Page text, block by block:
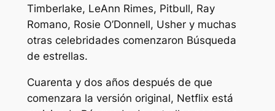
Timberlake, LeAnn Rimes, Pitbull, Ray
Romano, Rosie O’Donnell, Usher y muchas
otras celebridades comenzaron Búsqueda
de estrellas.
Cuarenta y dos años después de que
comenzara la versión original, Netflix está